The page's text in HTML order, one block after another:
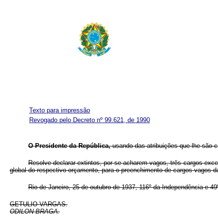
Texto para impressão
Revogado pelo Decreto nº 99.621, de 1990
O Presidente da República,usando das atribuições que lhe são
Resolve declarar extintos, por se acharem vagos, três cargos
global do respectivo orçamento, para o preenchimento de cargos vagos
Rio de Janeiro, 25 de outubro de 1937, 116º da Independência e
GETULIO VARGAS.
ODILON BRAGA.